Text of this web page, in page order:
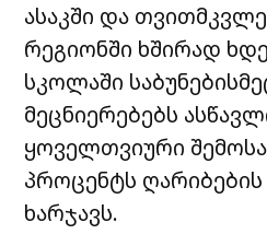
ასაკში და
რეგიონში ხშირად
სკოლაში
მეცნიერებებს
ყოველთვიური
პროცენტს
ხარჯავს.